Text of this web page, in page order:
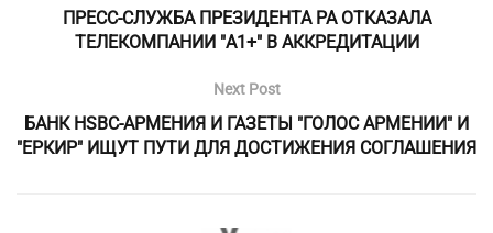
ПРЕСС-СЛУЖБА ПРЕЗИДЕНТА РА ОТКАЗАЛА
ТЕЛЕКОМПАНИИ "А1+" В АККРЕДИТАЦИИ
Next Post
БАНК HSBC-АРМЕНИЯ И ГАЗЕТЫ "ГОЛОС АРМЕНИИ" И
"ЕРКИР" ИЩУТ ПУТИ ДЛЯ ДОСТИЖЕНИЯ СОГЛАШЕНИЯ